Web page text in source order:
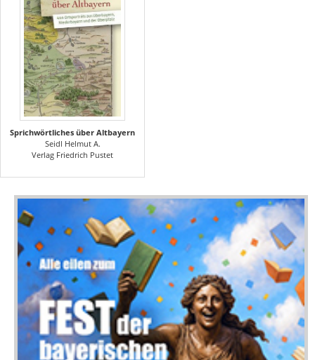
Sprichwörtliches über Altbayern
Seidl Helmut A.
Verlag Friedrich Pustet